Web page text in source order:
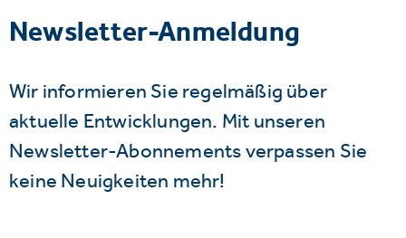
Newsletter-Anmeldung
Wir informieren Sie regelmäßig über
aktuelle Entwicklungen. Mit unseren
Newsletter-Abonnements verpassen Sie
keine Neuigkeiten mehr!